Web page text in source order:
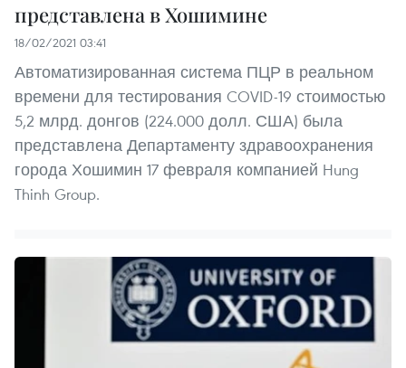
представлена в Хошимине
18/02/2021 03:41
Автоматизированная система ПЦР в реальном
времени для тестирования COVID-19 стоимостью
5,2 млрд. донгов (224.000 долл. США) была
представлена Департаменту здравоохранения
города Хошимин 17 февраля компанией Hung
Thinh Group.